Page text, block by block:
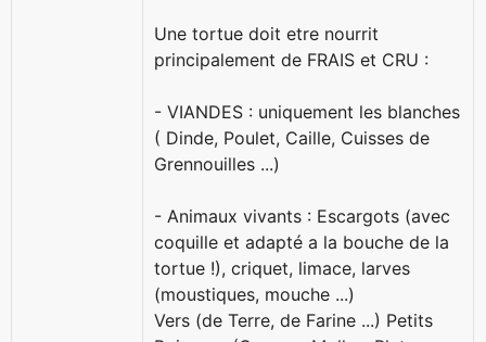
Une tortue doit etre nourrit
principalement de FRAIS et CRU :
- VIANDES : uniquement les blanches
( Dinde, Poulet, Caille, Cuisses de
Grennouilles ...)
- Animaux vivants : Escargots (avec
coquille et adapté a la bouche de la
tortue !), criquet, limace, larves
(moustiques, mouche ...)
Vers (de Terre, de Farine ...) Petits